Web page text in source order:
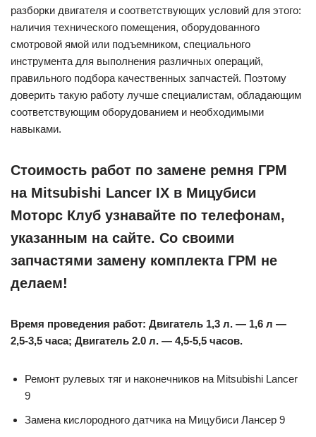
разборки двигателя и соответствующих условий для этого:
наличия технического помещения, оборудованного
смотровой ямой или подъемником, специального
инструмента для выполнения различных операций,
правильного подбора качественных запчастей. Поэтому
доверить такую работу лучше специалистам, обладающим
соответствующим оборудованием и необходимыми
навыками.
Стоимость работ по замене ремня ГРМ
на Mitsubishi Lancer IX в Мицубиси
Моторс Клуб узнавайте по телефонам,
указанным на сайте. Со своими
запчастями замену комплекта ГРМ не
делаем!
Время проведения работ: Двигатель 1,3 л. — 1,6 л —
2,5-3,5 часа; Двигатель 2.0 л. — 4,5-5,5 часов.
Ремонт рулевых тяг и наконечников на Mitsubishi Lancer
9
Замена кислородного датчика на Мицубиси Лансер 9